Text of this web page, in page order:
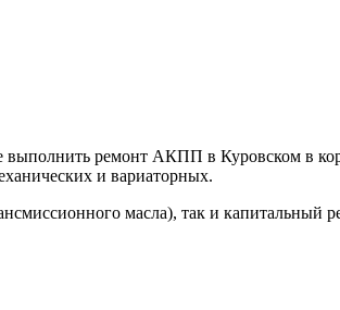
выполнить ремонт АКПП в Куровском в
и вариаторных.
масла), так и